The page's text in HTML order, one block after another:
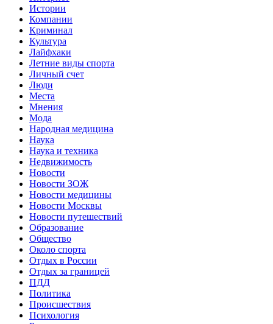
Истории
Компании
Криминал
Культура
Лайфхаки
Летние виды спорта
Личный счет
Люди
Места
Мнения
Мода
Народная медицина
Наука
Наука и техника
Недвижимость
Новости
Новости ЗОЖ
Новости медицины
Новости Москвы
Новости путешествий
Образование
Общество
Около спорта
Отдых в России
Отдых за границей
ПДД
Политика
Происшествия
Психология